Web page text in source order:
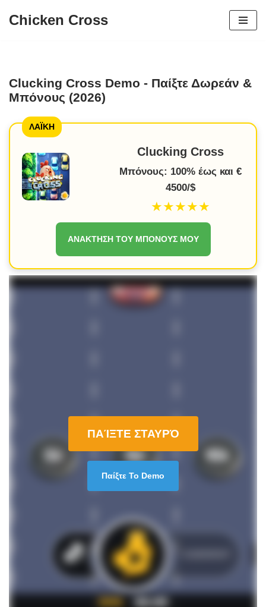
Chicken Cross
Clucking Cross Demo - Παίξτε Δωρεάν &
Μπόνους (2026)
ΛΑΪΚΗ
Clucking Cross
Μπόνους: 100% έως και €
4500/$
★★★★★
ΑΝΆΚΤΗΣΗ ΤΟΥ ΜΠΌΝΟΥΣ ΜΟΥ
ΠΑΊΞΤΕ ΣΤΑΥΡΌ
Παίξτε Το Demo